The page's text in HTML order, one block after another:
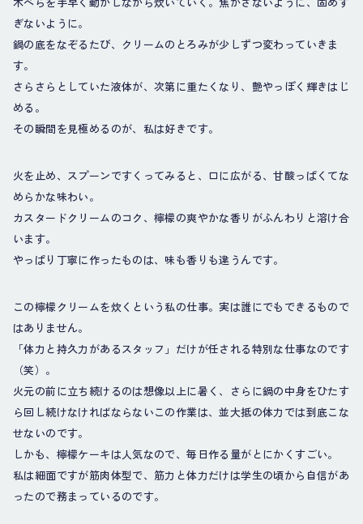
ぎないように。
鍋の底をなぞるたび、クリームのとろみが少しずつ変わっていきま
す。
さらさらとしていた液体が、次第に重たくなり、艶やっぽく輝きはじ
める。
その瞬間を見極めるのが、私は好きです。
火を止め、スプーンですくってみると、口に広がる、甘酸っぱくてな
めらかな味わい。
カスタードクリームのコク、檸檬の爽やかな香りがふんわりと溶け合
います。
やっぱり丁寧に作ったものは、味も香りも違うんです。
この檸檬クリームを炊くという私の仕事。実は誰にでもできるもので
はありません。
「体力と持久力があるスタッフ」だけが任される特別な仕事なのです
（笑）。
火元の前に立ち続けるのは想像以上に暑く、さらに鍋の中身をひたす
ら回し続けなければならないこの作業は、並大抵の体力では到底こな
せないのです。
しかも、檸檬ケーキは人気なので、毎日作る量がとにかくすごい。
私は細面ですが筋肉体型で、筋力と体力だけは学生の頃から自信があ
ったので務まっているのです。